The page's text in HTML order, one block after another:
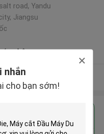
nhắn
cho bạn sớm!
road, Yandu
Jiangsu
nhận